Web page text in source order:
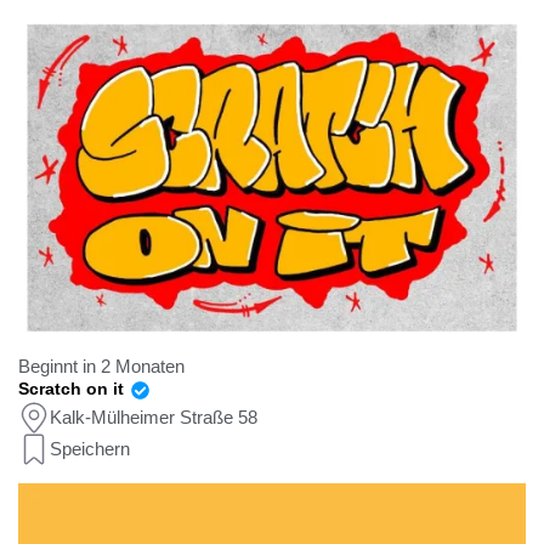
Beginnt in 2 Monaten
Scratch on it
Kalk-Mülheimer Straße 58
Speichern